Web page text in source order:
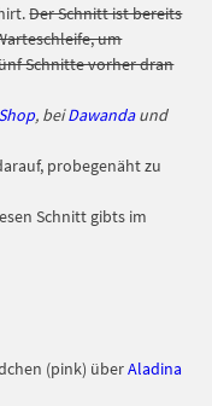
Der Schnitt ist bereits
um
Schnitte vorher dran
Shop, beiDawandaund
probegenäht zu
Schnitt gibts im
(pink) überAladina